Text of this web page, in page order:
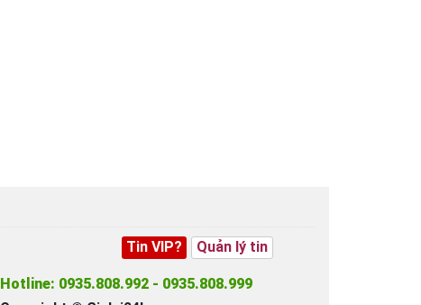
Tin VIP? Quản lý tin
Hotline: 0935.808.992 - 0935.808.999